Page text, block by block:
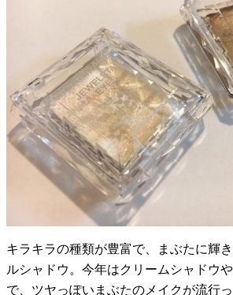
キラキラの種類が豊富で、まぶたに輝
ルシャドウ。今年はクリームシャドウ
で、ツヤっぽいまぶたのメイクが流行